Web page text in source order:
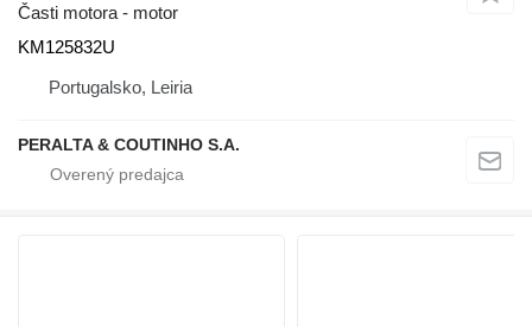
Časti motora - motor
KM125832U
Portugalsko, Leiria
PERALTA & COUTINHO S.A.